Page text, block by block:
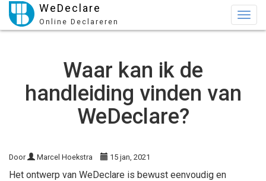
WeDeclare
Online Declareren
Waar kan ik de
handleiding vinden van
WeDeclare?
Door Marcel Hoekstra 15 jan, 2021
Het ontwerp van WeDeclare is bewust eenvoudig en